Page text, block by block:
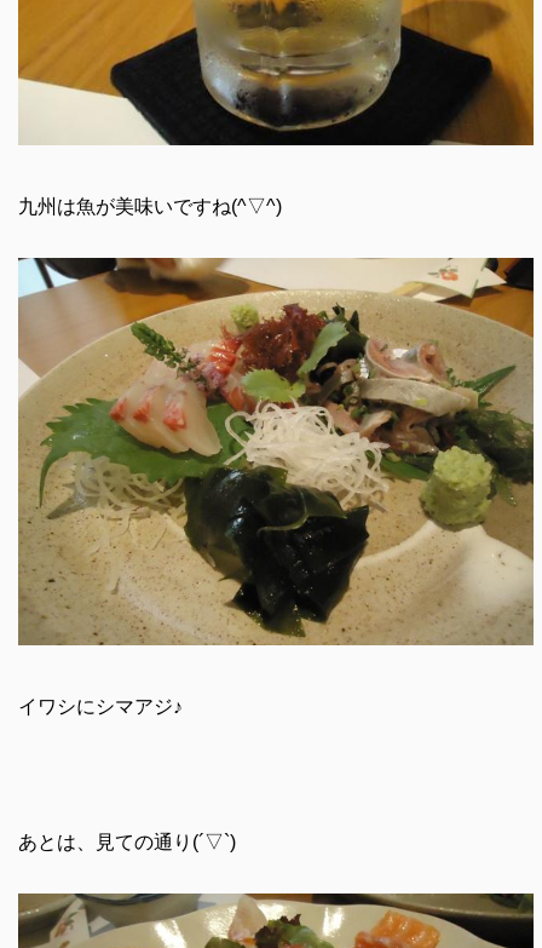
九州は魚が美味いですね(^▽^)
イワシにシマアジ♪
あとは、見ての通り(´▽`)